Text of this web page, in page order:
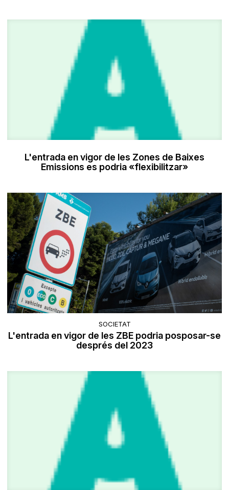
L'entrada en vigor de les Zones de Baixes
Emissions es podria «flexibilitzar»
SOCIETAT
L'entrada en vigor de les ZBE podria posposar-se
després del 2023